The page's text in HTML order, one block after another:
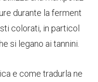
durante la ferment
colorati, in particol
si legano ai tannini.
e come tradurla ne